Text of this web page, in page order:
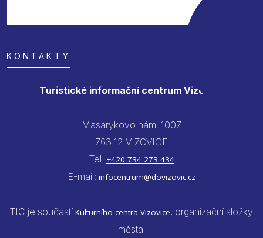
KONTAKTY
Turistické informační centrum Vizovice
Masarykovo nám. 1007
763 12 VIZOVICE
Tel: +420 734 273 434
E-mail: infocentrum@dovizovic.cz
TIC je součástí Kulturního centra Vizovice, organizační složky
města